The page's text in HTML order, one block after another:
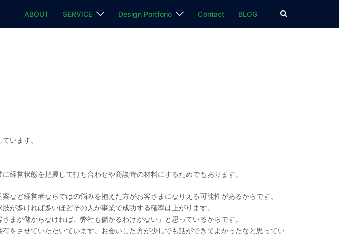
ABOUT SERVICE Design Portforio Contact BLOG
検
索
います。
経営状態を把握して打ち合わせや商談時の材料にするためでもあります。
ど経営者ならではの悩みを抱えた方がお客さまになりえる可能性があるからです。
が多ければ多いほどその人が事業で成功する確率は上がります。
まが儲からなければ、弊社も儲かるわけがない」と思っているからです。
をさせていただいています。お会いした方が少しでも話ができてよかったなと思ってい